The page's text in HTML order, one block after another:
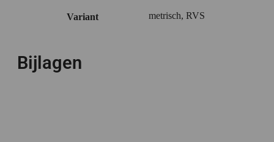
Variant metrisch, RVS
Bijlagen